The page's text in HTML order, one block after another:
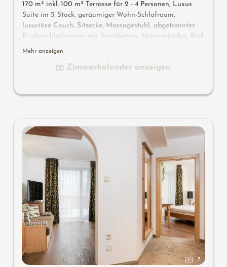
170 m² inkl. 100 m² Terrasse für 2 - 4 Personen, Luxus
Suite im 5. Stock, geräumiger Wohn-Schlafraum,
luxuriöse Couch, Sitzecke, Massagestuhl, abgetrenntes
Kinderschlafzimmer mit Stockbetten, Marmorboden, Bad
mit Dusche und Badewanne, separates-WC, Flat-TV,
Terrasse von 40m² mit Panorama-Bio-& Finnische Sauna,
Mehr anzeigen
Zimmerkalender anzeigen
7